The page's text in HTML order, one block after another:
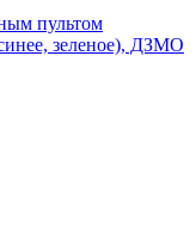
пультом
зеленое), ДЗМО